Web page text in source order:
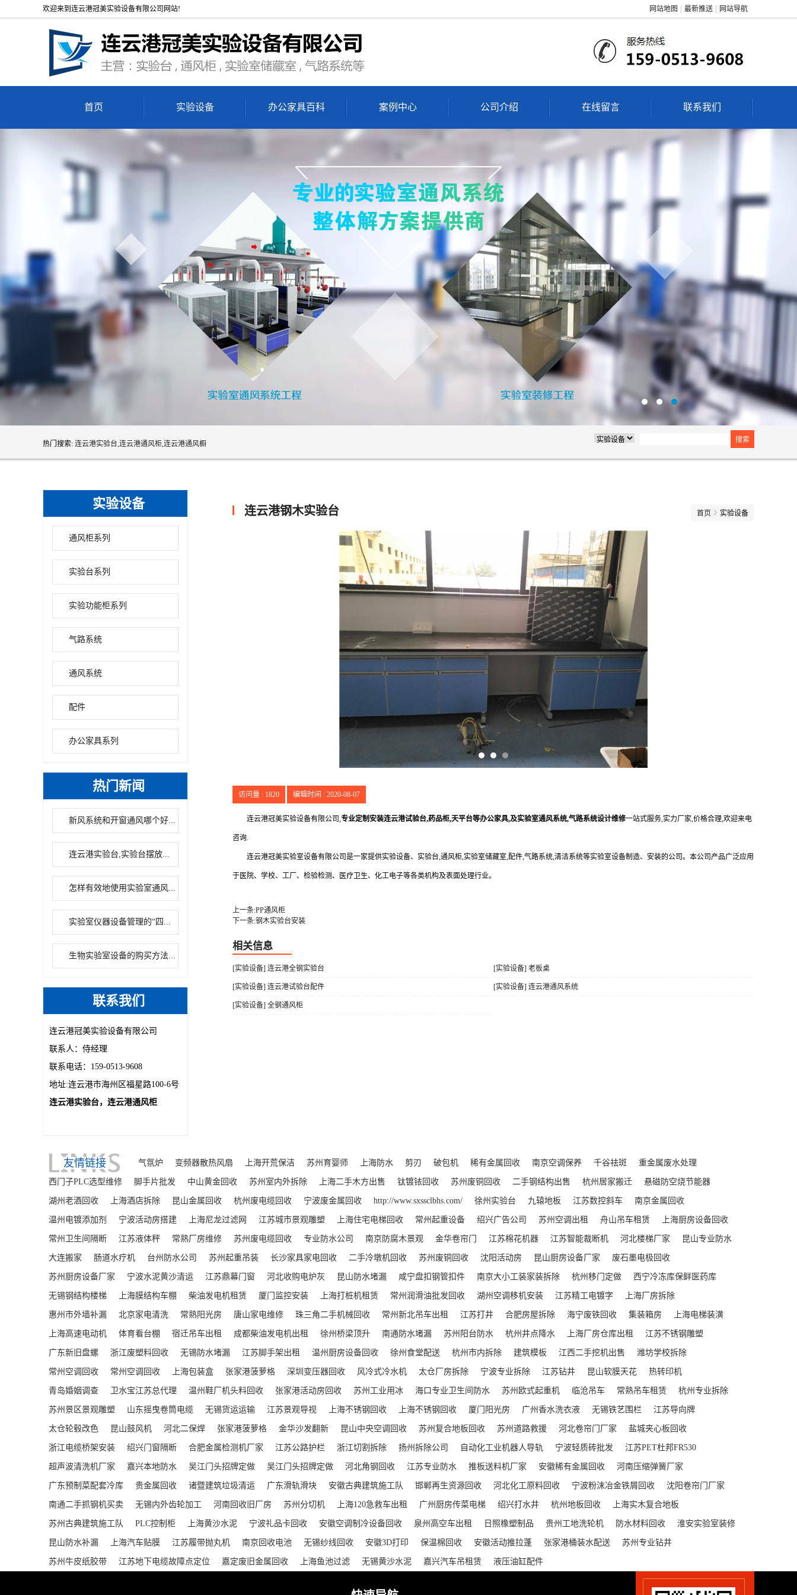
欢迎来到连云港冠美实验设备有限公司网站! 网站地图 最新推送 网站导航
首页 实验设备 办公家具百科 案例中心 公司介绍 在线留言 联系我们
热门搜索: 连云港实验台,连云港通风柜,连云港通风橱
实验设备
通风柜系列
实验台系列
实验功能柜系列
气路系统
通风系统
配件
办公家具系列
热门新闻
新风系统和开窗通风哪个好...
连云港实验台,实验台摆放...
怎样有效地使用实验室通风...
实验室仪器设备管理的“四...
生物实验室设备的购买方法...
联系我们
连云港冠美实验设备有限公司
联系人：侍经理
联系电话：159-0513-9608
地址:连云港市海州区福星路100-6号
连云港实验台，连云港通风柜
连云港钢木实验台 首页 实验设备
访问量 : 1820 编辑时间 : 2020-08-07
连云港冠美实验设备有限公司,专业定制安装连云港试验台,药品柜,天平台等办公家具,及实验室通风系统,气路系统设计维修一站式服务,实力厂家,价格合理,欢迎来电
咨询.
连云港冠美实验室设备有限公司是一家提供实验设备、实验台,通风柜,实验室储藏室,配件,气路系统,清洁系统等实验室设备制造、安装的公司。本公司产品广泛应用
于医院、学校、工厂、检验检测、医疗卫生、化工电子等各类机构及表面处理行业。
上一条:PP通风柜
下一条:钢木实验台安装
相关信息
[实验设备] 连云港全钢实验台 [实验设备] 老板桌
[实验设备] 连云港试验台配件 [实验设备] 连云港通风系统
[实验设备] 全钢通风柜
友情链接 气氛炉 变频器散热风扇 上海开荒保洁 苏州育婴师 上海防水 剪刃 破包机 稀有金属回收 南京空调保养 千谷祛斑 重金属废水处理
西门子PLC选型维修 脚手片批发 中山黄金回收 苏州室内外拆除 上海二手木方出售 钛镀铱回收 苏州废铜回收 二手钢结构出售 杭州居家搬迁 悬磁防空烧节能器
湖州老酒回收 上海酒店拆除 昆山金属回收 杭州废电缆回收 宁波废金属回收 http://www.sxssclbhs.com/ 徐州实验台 九辕地板 江苏数控斜车 南京金属回收
温州电镀添加剂 宁波活动房搭建 上海尼龙过滤网 江苏城市景观雕塑 上海住宅电梯回收 常州起重设备 绍兴广告公司 苏州空调出租 舟山吊车租赁 上海厨房设备回收
常州卫生间隔断 江苏液体秤 常熟厂房维修 苏州废电缆回收 专业防水公司 南京防腐木景观 金华卷帘门 江苏棉花机器 江苏智能裁断机 河北楼梯厂家 昆山专业防水
大连搬家 肠道水疗机 台州防水公司 苏州起重吊装 长沙家具家电回收 二手冷墩机回收 苏州废铜回收 沈阳活动房 昆山厨房设备厂家 废石墨电极回收
苏州厨房设备厂家 宁波水泥黄沙清运 江苏鼎幕门窗 河北收购电炉灰 昆山防水堵漏 咸宁盘扣钢管扣件 南京大小工装家装拆除 杭州移门定做 西宁冷冻库保鲜医药库
无锡钢结构楼梯 上海膜结构车棚 柴油发电机租赁 厦门监控安装 上海打桩机租赁 常州润滑油批发回收 湖州空调移机安装 江苏精工电镀字 上海厂房拆除
惠州市外墙补漏 北京家电清洗 常熟阳光房 唐山家电维修 珠三角二手机械回收 常州新北吊车出租 江苏打井 合肥房屋拆除 海宁废铁回收 集装箱房 上海电梯装潢
上海高速电动机 体育看台棚 宿迁吊车出租 成都柴油发电机出租 徐州桥梁顶升 南通防水堵漏 苏州阳台防水 杭州井点降水 上海厂房仓库出租 江苏不锈钢雕塑
广东新旧盘螺 浙江废塑料回收 无锡防水堵漏 江苏脚手架出租 温州厨房设备回收 徐州食堂配送 杭州市内拆除 建筑模板 江西二手挖机出售 潍坊学校拆除
常州空调回收 常州空调回收 上海包装盒 张家港菠萝格 深圳变压器回收 风冷式冷水机 太仓厂房拆除 宁波专业拆除 江苏钻井 昆山软膜天花 热转印机
青岛婚姻调查 卫水宝江苏总代理 温州鞋厂机头料回收 张家港活动房回收 苏州工业用冰 海口专业卫生间防水 苏州欧式起重机 临沧吊车 常熟吊车租赁 杭州专业拆除
苏州景区景观雕塑 山东摇曳卷筒电缆 无锡货运运输 江苏景观导视 上海不锈钢回收 上海不锈钢回收 厦门阳光房 广州香水洗衣液 无锡铁艺围栏 江苏导向牌
太仓轮毂改色 昆山鼓风机 河北二保焊 张家港菠萝格 金华沙发翻新 昆山中央空调回收 苏州复合地板回收 苏州道路救援 河北卷帘门厂家 盐城夹心板回收
浙江电缆桥架安装 绍兴门窗隔断 合肥金属检测机厂家 江苏公路护栏 浙江切割拆除 扬州拆除公司 自动化工业机器人导轨 宁波轻质砖批发 江苏PET杜邦FR530
超声波清洗机厂家 嘉兴本地防水 吴江门头招牌定做 吴江门头招牌定做 河北角钢回收 江苏专业防水 推板送料机厂家 安徽稀有金属回收 河南压缩弹簧厂家
广东预制菜配套冷库 贵金属回收 诸暨建筑垃圾清运 广东滑轨滑块 安徽古典建筑施工队 邯郸再生资源回收 河北化工原料回收 宁波粉沫冶金铁屑回收 沈阳卷帘门厂家
南通二手抓钢机买卖 无锡内外齿轮加工 河南回收旧厂房 苏州分切机 上海120急救车出租 广州厨房传菜电梯 绍兴打水井 杭州地板回收 上海实木复合地板
苏州古典建筑施工队 PLC控制柜 上海黄沙水泥 宁波礼品卡回收 安徽空调制冷设备回收 泉州高空车出租 日照橡塑制品 贵州工地洗轮机 防水材料回收 淮安实验室装修
昆山防水补漏 上海汽车贴膜 江苏履带抛丸机 南京回收电池 无锡纱线回收 安徽3D打印 保温棉回收 安徽活动推拉蓬 张家港桶装水配送 苏州专业钻井
苏州牛皮纸胶带 江苏地下电缆故障点定位 嘉定废旧金属回收 上海鱼池过滤 无锡黄沙水泥 嘉兴汽车吊租赁 液压油缸配件